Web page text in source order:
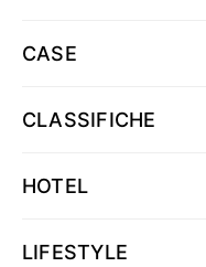
CASE
CLASSIFICHE
HOTEL
LIFESTYLE